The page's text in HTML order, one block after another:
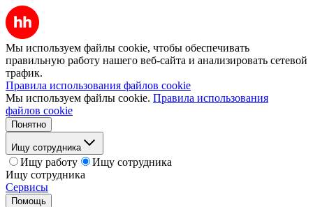
Мы используем файлы cookie, чтобы обеспечивать
правильную работу нашего веб-сайта и анализировать сетевой
трафик.
Правила использования файлов cookie
Мы используем файлы cookie. Правила использования
файлов cookie
Понятно
Ищу сотрудника
Ищу работу
Ищу сотрудника
Ищу сотрудника
Сервисы
Помощь